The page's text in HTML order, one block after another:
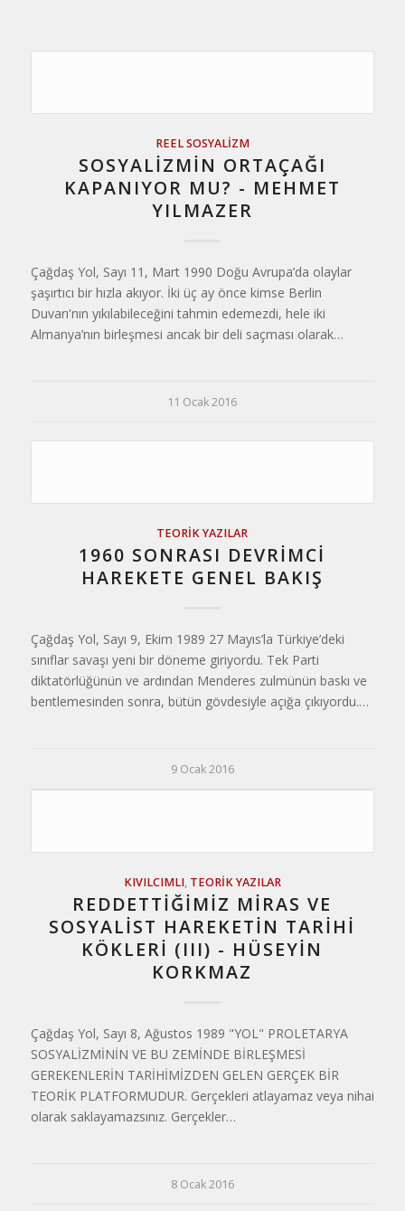
REEL SOSYALIZM
SOSYALIZMIN ORTAÇAĞI
KAPANIYOR MU? - MEHMET
YILMAZER
Çağdaş Yol, Sayı 11, Mart 1990 Doğu Avrupa’da olaylar
şaşırtıcı bir hızla akıyor. İki üç ay önce kimse Berlin
Duvarı'nın yıkılabileceğini tahmin edemezdi, hele iki
Almanya’nın birleşmesi ancak bir deli saçması olarak…
11 Ocak 2016
TEORIK YAZILAR
1960 SONRASI DEVRİMCİ
HAREKETE GENEL BAKIŞ
Çağdaş Yol, Sayı 9, Ekim 1989 27 Mayıs’la Türkiye’deki
sınıflar savaşı yeni bir döneme giriyordu. Tek Parti
diktatörlüğünün ve ardından Menderes zulmünün baskı ve
bentlemesinden sonra, bütün gövdesiyle açığa çıkıyordu.…
9 Ocak 2016
KIVILCIMLI, TEORIK YAZILAR
REDDETTİĞİMİZ MİRAS VE
SOSYALİST HAREKETİN TARİHİ
KÖKLERİ (III) - HÜSEYIN
KORKMAZ
Çağdaş Yol, Sayı 8, Ağustos 1989 "YOL" PROLETARYA
SOSYALİZMİNİN VE BU ZEMİNDE BİRLEŞMESİ
GEREKENLERİN TARİHİMİZDEN GELEN GERÇEK BİR
TEORİK PLATFORMUDUR. Gerçekleri atlayamaz veya nihai
olarak saklayamazsınız. Gerçekler…
8 Ocak 2016